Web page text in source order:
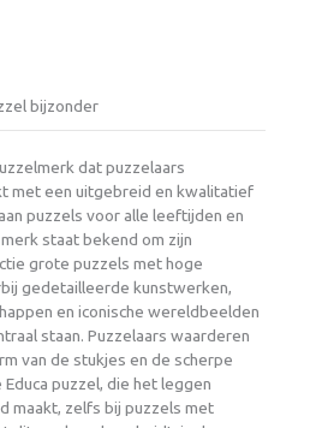
bijzonder
dat puzzelaars
met een uitgebreid en kwalitatief
puzzels voor alle leeftijden en
staat bekend om zijn
grote puzzels met hoge
gedetailleerde kunstwerken,
en iconische wereldbeelden
staan. Puzzelaars waarderen
van de stukjes en de scherpe
puzzel, die het leggen
maakt, zelfs bij puzzels met